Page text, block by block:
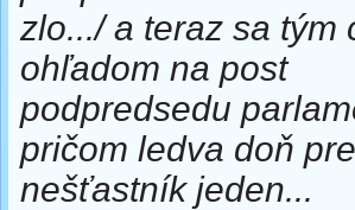
zlo.../ a teraz sa tým
ohľadom na post
podpredsedu
pričom ledva doň
nešťastník jeden...